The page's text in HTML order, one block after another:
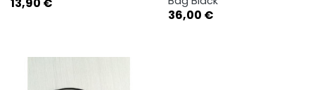
13,90 €
Prix
36,00 €